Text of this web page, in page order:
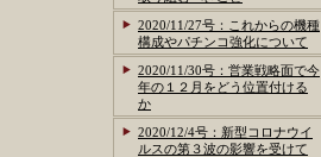
2020/11/27号：これからの機種
構成やパチンコ強化について
2020/11/30号：営業戦略面で今
年の１２月をどう位置付ける
か
2020/12/4号：新型コロナウイ
ルスの第３波の影響を受けて